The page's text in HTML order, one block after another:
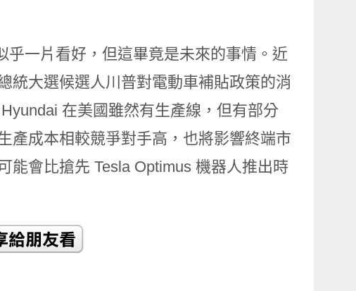
乎一片看好，但這畢竟是未來的事情。近
統大選候選人川普對電動車補貼政策的消
在美國雖然有生產線，但有部分
產成本相較競爭對手高，也將影響終端市
能會比搶先 Tesla Optimus 機器人推出時